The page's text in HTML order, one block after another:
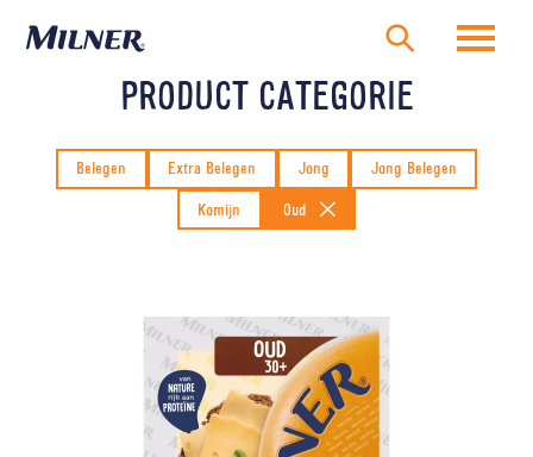
Zoeken
PRODUCT CATEGORIE
Belegen Extra Belegen Jong
Jong Belegen
Komijn
Oud